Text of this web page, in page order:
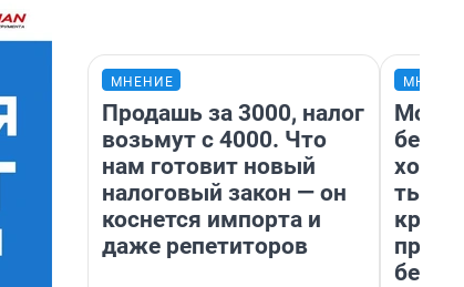
МНЕНИЕ
Продашь за 3000, налог
возьмут с 4000. Что
нам готовит новый
налоговый закон — он
коснется импорта и
даже репетиторов
Мой